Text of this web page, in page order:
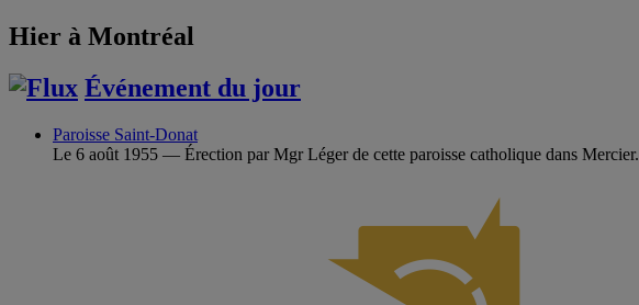
Hier à Montréal
Événement du jour
Paroisse Saint-Donat
Le 6 août 1955 — Érection par Mgr Léger de cette paroisse catholique dans Mercier.